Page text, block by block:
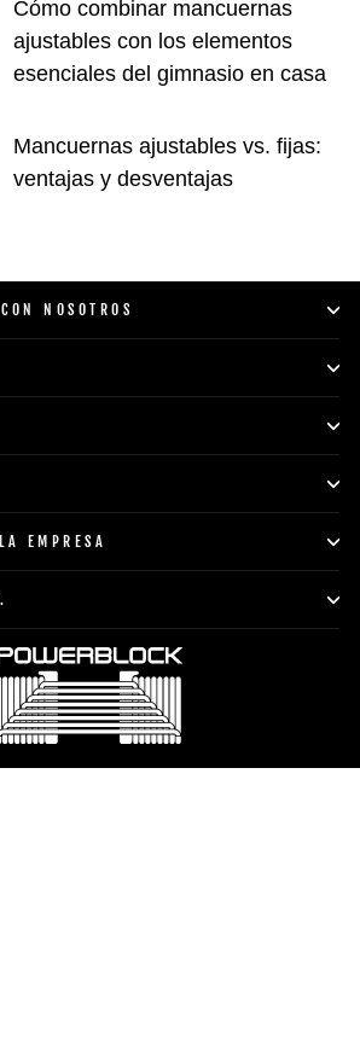
Cómo combinar mancuernas
ajustables con los elementos
esenciales del gimnasio en casa
Mancuernas ajustables vs. fijas:
ventajas y desventajas
NOSOTROS
EMPRESA